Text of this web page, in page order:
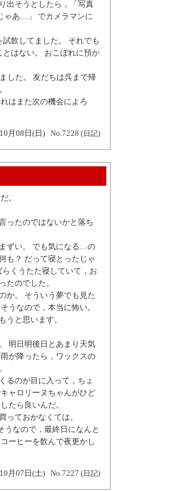
出そうとしたら，「写真
ゃあ…」 でカメラマンに
飲してました。 それでも
はない。 おこぼれに預か
した。 友だちは呉まで帰
はまた次の機会によろ
月08日(日) No.7228 (日記)
。
ったのではないかと落ち
ずい。 でも気になる…の
も？ だって寝とったじゃ
くうたた寝していて，お
たのでした。
か。 そういう夢でも見た
うなので，本当に怖い。
うと思います。
明日明後日とあまり天気
が降ったら，ワックスの
るのが目に入って，ちょ
ャロリーヌちゃんがひど
たら良いんだ。
っておかなくては。
うなので，最終日になんと
ーヒーを飲んで夜更かし
月07日(土) No.7227 (日記)